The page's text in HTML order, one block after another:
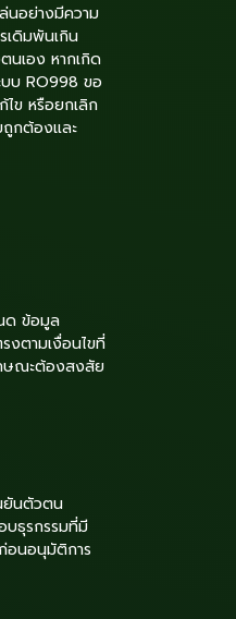
นอย่างมีความ
เดิมพันเกิน
นเอง หากเกิด
บ RO998 ขอ
ข หรือยกเลิก
ถูกต้องและ
ด ข้อมูล
ตามเงื่อนไขที่
ษณะต้องสงสัย
ยันตัวตน
บธุรกรรมที่มี
อนอนุมัติการ